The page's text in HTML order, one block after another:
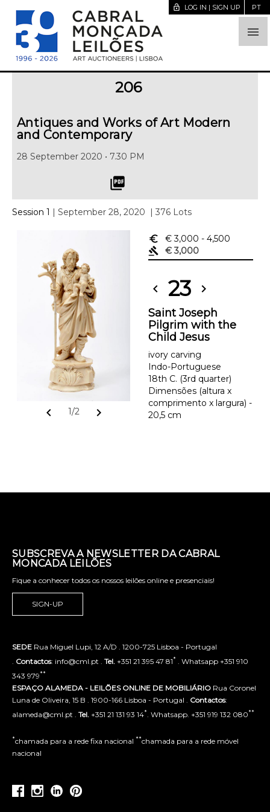

lock_open LOG IN | SIGN UP PT
206
Antiques and Works of Art Modern
and Contemporary
28 September 2020 • 7.30 PM
picture_as_pdf
Session 1 | September 28, 2020 | 376 Lots
chevron_left 1/2 chevron_right
euro_symbol € 3,000 - 4,500
gavel
€ 3,000
chevron_left 23 chevron_right
Saint Joseph
Pilgrim with the
Child Jesus
ivory carving
Indo-Portuguese
18th C. (3rd quarter)
Dimensões (altura x
comprimento x largura) -
20,5 cm
SUBSCREVA A NEWSLETTER DA CABRAL
MONCADA LEILÕES
Fique a conhecer todos os nossos leilões online e presenciais!
SIGN-UP
SEDE Rua Miguel Lupi, 12 A/D . 1200-725 Lisboa - Portugal
Contactos: info@cml.pt . Tel. +351 21 395 47 81* . Whatsapp +351 910
343 979**
ESPAÇO ALAMEDA - LEILÕES ONLINE DE MOBILIÁRIO Rua Coronel
Luna de Oliveira, 15 B . 1900-166 Lisboa - Portugal . Contactos:
alameda@cml.pt . Tel. +351 21 131 93 14* . Whatsapp. +351 919 132 080**
*chamada para a rede fixa nacional **chamada para a rede móvel
nacional